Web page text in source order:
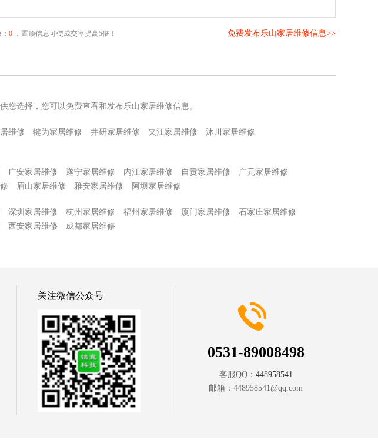
0，置顶信息可使成交率提高5倍！ 免费发布乐山家居维修信息>>
您选择，您可以免费查看和发布乐山家居维修信息。
维修 犍为家居维修 井研家居维修 夹江家居维修
沐川家居维修
广安家居维修 遂宁家居维修 内江家居维修 自贡家居维修
广元家居维修
眉山家居维修 雅安家居维修 阿坝家居维修
深圳家居维修 杭州家居维修 福州家居维修 厦门家居维修
石家庄家居维修
西安家居维修 成都家居维修
关注微信公众号
0531-89008498
客服QQ： 448958541
邮箱： 448958541@qq.com